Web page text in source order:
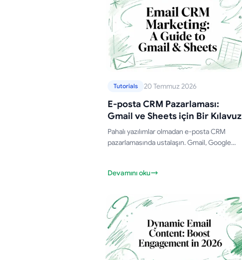
Tutorials 20 Temmuz 2026
E-posta CRM Pazarlaması:
Gmail ve Sheets için Bir Kılavuz
Pahalı yazılımlar olmadan e-posta CRM
pazarlamasında ustalaşın. Gmail, Google
Devamını oku